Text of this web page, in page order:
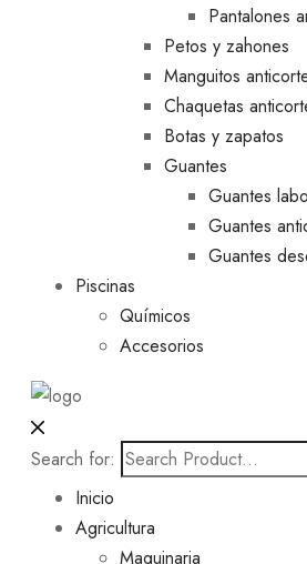
Pantalones
Petos y zahones
Manguitos
Chaquetas
Botas y zapatos
Guantes
Guantes
Guantes
Guantes
Piscinas
Químicos
Accesorios
Search for:
Inicio
Agricultura
Maquinaria